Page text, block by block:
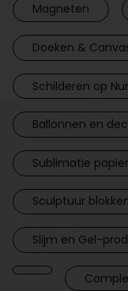
Magneten
Doeken &
Schilderen op
Ballonnen en
Sublimatie
Sculptuur
Slijm en Gel-